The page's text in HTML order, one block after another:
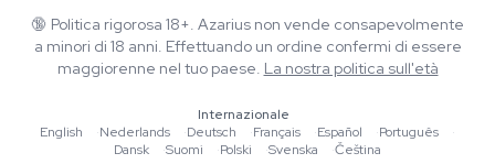
FAQ
Informativa sulla privacy
Blog
Musica
Linee guida editoriali
Strumenti e Calcolatori
🔞 Politica rigorosa 18+. Azarius non vende consapevolmente
a minori di 18 anni. Effettuando un ordine confermi di essere
maggiorenne nel tuo paese. La nostra politica sull'età
Internazionale
English
·Nederlands ·Deutsch ·Français ·Español ·Português
·
Dansk
·Suomi ·Polski ·Svenska ·Čeština